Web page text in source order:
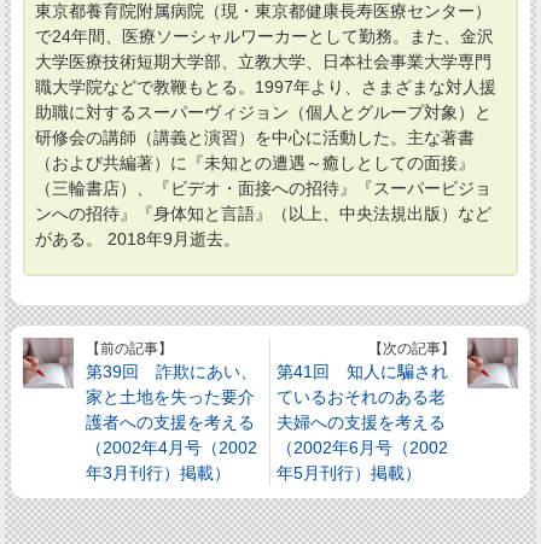
東京都養育院附属病院（現・東京都健康長寿医療センター）
で24年間、医療ソーシャルワーカーとして勤務。また、金沢
大学医療技術短期大学部、立教大学、日本社会事業大学専門
職大学院などで教鞭もとる。1997年より、さまざまな対人援
助職に対するスーパーヴィジョン（個人とグループ対象）と
研修会の講師（講義と演習）を中心に活動した。主な著書
（および共編著）に『未知との遭遇～癒しとしての面接』
（三輪書店）、『ビデオ・面接への招待』『スーパービジョ
ンへの招待』『身体知と言語』（以上、中央法規出版）など
がある。 2018年9月逝去。
【前の記事】
第39回 詐欺にあい、
家と土地を失った要介
護者への支援を考える
（2002年4月号（2002
年3月刊行）掲載）
【次の記事】
第41回 知人に騙され
ているおそれのある老
夫婦への支援を考える
（2002年6月号（2002
年5月刊行）掲載）